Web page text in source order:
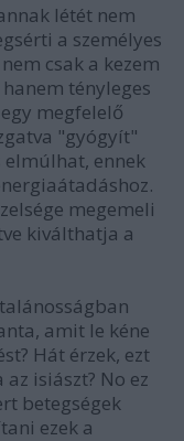
létét nem
a személyes
csak a kezem
tényleges
megfelelő
"gyógyít"
ennek
megemeli
kiválthatja a
amit le kéne
Hát érzek, ezt
isiászt? No ez
betegségek
ezek a